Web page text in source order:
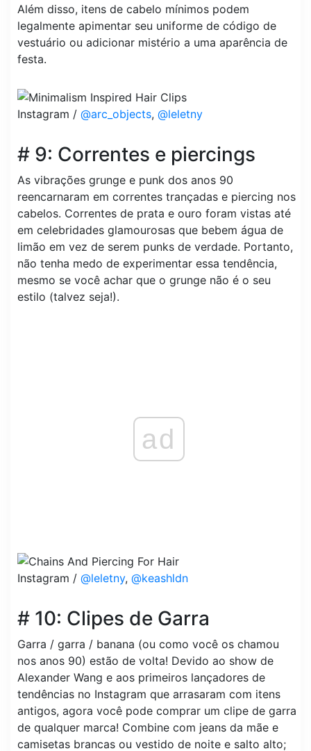
Além disso, itens de cabelo mínimos podem
legalmente apimentar seu uniforme de código de
vestuário ou adicionar mistério a uma aparência de
festa.
Instagram / @arc_objects, @leletny
# 9: Correntes e piercings
As vibrações grunge e punk dos anos 90
reencarnaram em correntes trançadas e piercing nos
cabelos. Correntes de prata e ouro foram vistas até
em celebridades glamourosas que bebem água de
limão em vez de serem punks de verdade. Portanto,
não tenha medo de experimentar essa tendência,
mesmo se você achar que o grunge não é o seu
estilo (talvez seja!).
ad
Instagram / @leletny, @keashldn
# 10: Clipes de Garra
Garra / garra / banana (ou como você os chamou
nos anos 90) estão de volta! Devido ao show de
Alexander Wang e aos primeiros lançadores de
tendências no Instagram que arrasaram com itens
antigos, agora você pode comprar um clipe de garra
de qualquer marca! Combine com jeans da mãe e
camisetas brancas ou vestido de noite e salto alto;